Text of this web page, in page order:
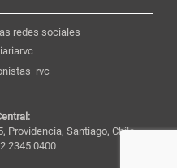
redes sociales
Providencia, Santiago, Chile,
2345 0400